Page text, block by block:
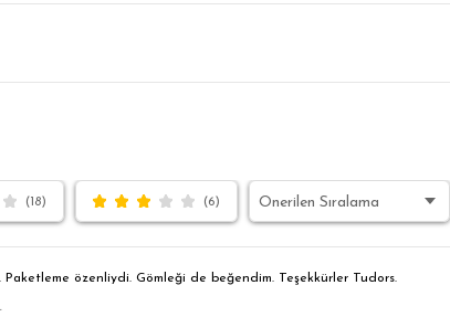
(18) (6)
özenliydi. Gömleği de beğendim. Teşekkürler Tudors.